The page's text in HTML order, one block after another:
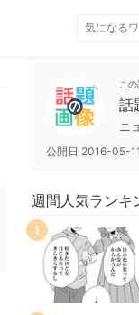
こ
話
ニ
公開日 2016-05-11
週間人気ランキ
1